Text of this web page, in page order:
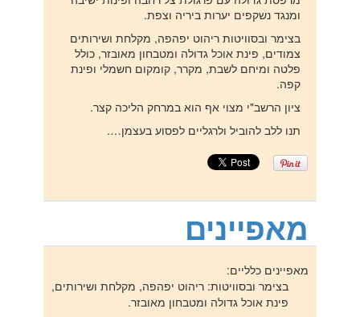
ומנגד נשקפים יערות ביריה וצפת.
בצימר ובסוויטות ריהוט יפהפה, מקלחת ושירותים
צמודים, פינת אוכל גדולה ומטבחון מאובזר, כולל
פלטה ומיחם לשבת, מקרר, קומקום חשמלי ופינת
קפה.
ציון הרשב"י מצוי אף הוא במרחק הליכה קצר.
תנו ללב להוביל ולרגליים לפסוע בעצמן….
מאפיינים
מאפיינים כלליים:
בצימר ובסוויטות: ריהוט יפהפה, מקלחת ושירותים,
פינת אוכל גדולה ומטבחון מאובזר.